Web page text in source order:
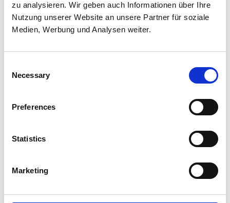
zu analysieren. Wir geben auch Informationen über Ihre
Nutzung unserer Website an unsere Partner für soziale
Medien, Werbung und Analysen weiter.
Selection
Necessary
Preferences
Statistics
Marketing
1 000 mm
1250 mm